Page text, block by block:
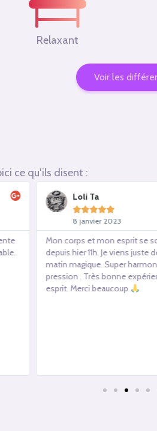
Relaxant
Voir les
ce qu'ils disent :
Loli Ta

8 janvier 2023
Mon corps et mon esprit se
depuis hier 11h. Je viens juste
matin magique. Super
pression . Très bonne
esprit. Merci beaucoup